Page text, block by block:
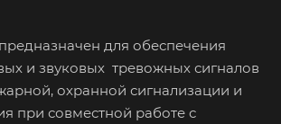
для обеспечения
и звуковых тревожных сигналов
охранной сигнализации и
при совместной работе с